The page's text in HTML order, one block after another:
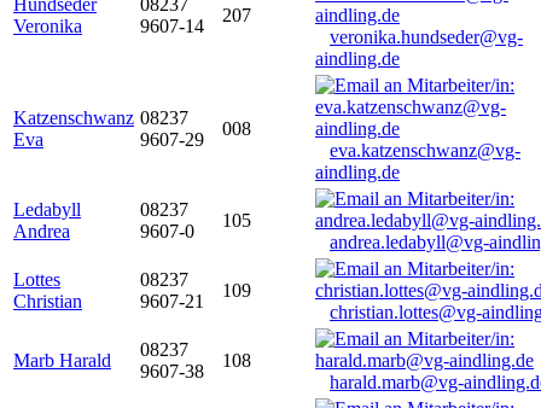
Hundseder
Veronika
08237
9607-14
207
veronika.hundseder@vg-
aindling.de
Katzenschwanz
Eva
08237
9607-29
008
eva.katzenschwanz@vg-
aindling.de
Ledabyll
Andrea
08237
9607-0
105
andrea.ledabyll@vg-
Lottes
Christian
08237
9607-21
109
christian.lottes@vg-
Marb Harald
08237
9607-38
108
harald.marb@vg-